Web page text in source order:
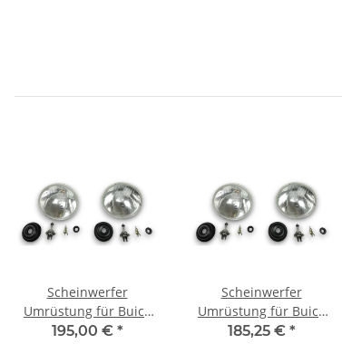
Scheinwerfer
Umrüstung für Buick
Serie 90 US-Modelle
195,00 € *
Scheinwerfer
Umrüstung für Buick
Roadmaster US-
185,25 € *